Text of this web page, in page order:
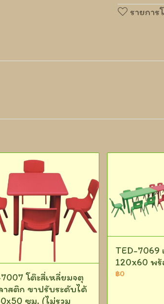
รายการ
โต๊ะสี่เหลี่ยมจตุ
าสติก ขาปรับระดับได้
ซม. (ไม่รวม
TED-7069
120x60 พร้
฿0